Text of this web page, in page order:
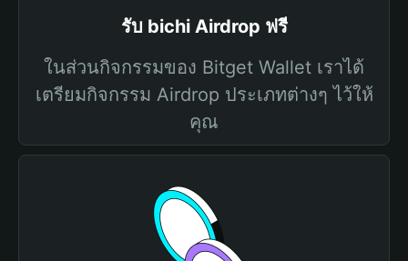
รับ bichi Airdrop ฟรี
ในส่วนกิจกรรมของ Bitget Wallet เราได้
เตรียมกิจกรรม Airdrop ประเภทต่างๆ ไว้ให้
คุณ